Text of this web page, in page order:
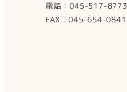
電話：045-517-8773
FAX：045-654-0841